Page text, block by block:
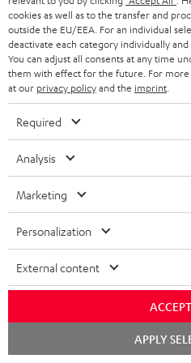
m
V
e
r
a
d
e
n
z
u
G
r
a
n
t
i
e
x
i
k
n
a
k
t
d
t
n
Teufel Support
Häufige Fragen
Kontakt
Store Finder
Erlebe unsere
Übersicht
möglich. Der Gutschein gilt nur für
Weiterverkauf von Aktionsgutscheinen
im Falle eines Verkaufs seine
cookies as well as to the transfer and
outside the EU/EEA. For an individual
deactivate each category individually
You can adjust all consents at any time
them with effect for the future. For more
at our privacy policyand the imprint
Required
Analysis
Marketing
Personalization
External content
APPLY